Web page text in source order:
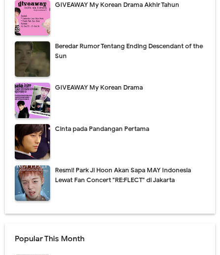
GIVEAWAY My Korean Drama Akhir Tahun
Beredar Rumor Tentang Ending Descendant of the
Sun
GIVEAWAY My Korean Drama
Cinta pada Pandangan Pertama
Resmi! Park Ji Hoon Akan Sapa MAY Indonesia
Lewat Fan Concert "RE:FLECT" di Jakarta
Popular This Month